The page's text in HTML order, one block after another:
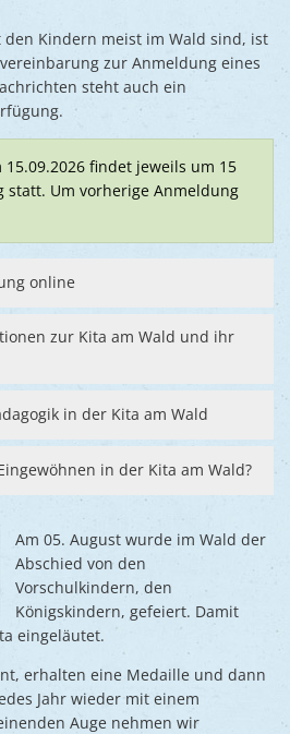
Kindern meist im Wald sind, ist
zur Anmeldung eines
steht auch ein
15.09.2026 findet jeweils um 15
statt. Um vorherige Anmeldung
online
zur Kita am Wald und ihr
in der Kita am Wald
in der Kita am Wald?
Am 05. August wurde im Wald der
Abschied von den
Vorschulkindern, den
Königskindern, gefeiert. Damit
eingeläutet.
erhalten eine Medaille und dann
Jahr wieder mit einem
Auge nehmen wir